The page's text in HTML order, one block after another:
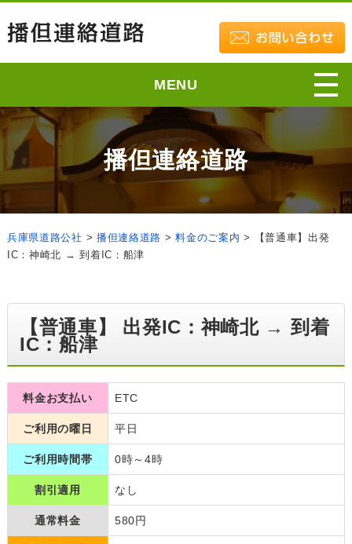
MENU
播但連絡道路
兵庫県道路公社 > 播但連絡道路 >料金のご案内 >
【普通車】出発
IC：神崎北 → 到着IC：船津
【普通車】 出発IC：神崎北 → 到着
IC：船津
料金お支払い ETC
ご利用の曜日 平日
ご利用時間帯 0時～4時
割引適用 なし
通常料金 580円